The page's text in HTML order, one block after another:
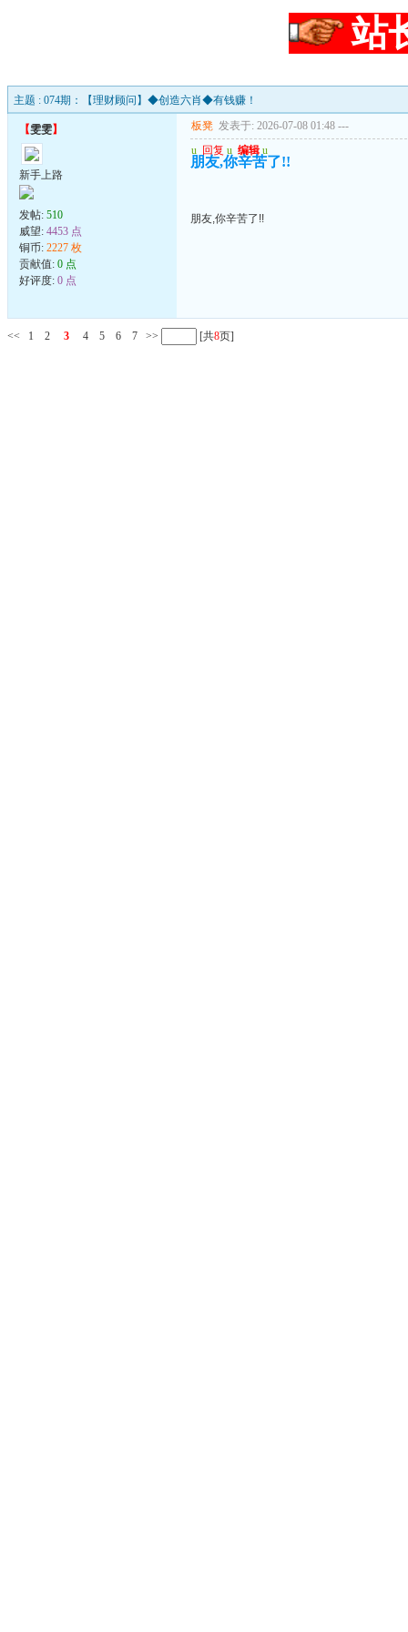
站
主题 : 074期：【理财顾问】◆创造六肖◆有钱赚！
【雯雯】
新手上路
发帖: 510
威望: 4453 点
铜币: 2227 枚
贡献值: 0 点
好评度: 0 点
板凳 发表于: 2026-07-08 01:48 ---
u 回复 u 编辑 u
朋友,你辛苦了!!
朋友,你辛苦了!!
<< 1 2 3 4 5 6 7 >> [共8页]